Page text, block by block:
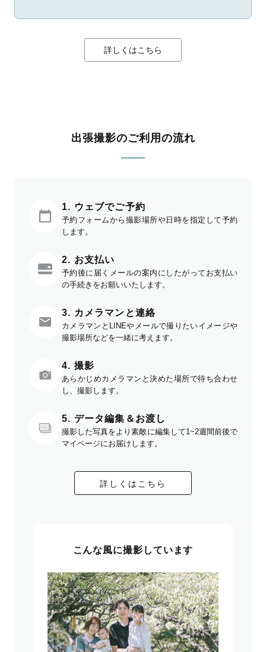
詳しくはこちら
出張撮影のご利用の流れ
1. ウェブでご予約
予約フォームから撮影場所や日時を指定して予約
します。
2. お支払い
予約後に届くメールの案内にしたがってお支払い
の手続きをお願いいたします。
3. カメラマンと連絡
カメラマンとLINEやメールで撮りたいイメージや
撮影場所などを一緒に考えます。
4. 撮影
あらかじめカメラマンと決めた場所で待ち合わせ
し、撮影します。
5. データ編集＆お渡し
撮影した写真をより素敵に編集して1~2週間前後で
マイページにお届けします。
詳しくはこちら
こんな風に撮影しています